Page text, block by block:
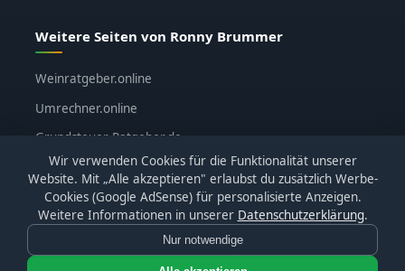
Weitere Seiten von Ronny Brummer
Weinratgeber.online
Umrechner.online
Grundsteuer-Ratgeber.de
ronnybrummer.de
KI-Katalog.de· Alle Bewertungen basieren auf
eigenen Tests · Affiliate-Links sind gekennzeichnet
Wir verwenden Cookies für die Funktionalität unserer
Website. Mit „Alle akzeptieren" erlaubst du zusätzlich Werbe-
Cookies (Google AdSense) für personalisierte Anzeigen.
Weitere Informationen in unserer Datenschutzerklärung.
Nur notwendige